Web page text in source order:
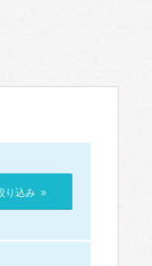
り込み »